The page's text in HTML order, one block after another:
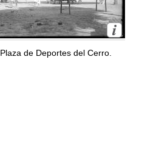
Plaza de Deportes del Cerro.